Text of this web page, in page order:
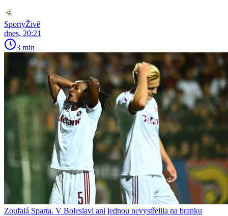
SportyŽivě
dnes, 20:21
3 min
Zoufalá Sparta. V Boleslavi ani jednou nevystřelila na branku